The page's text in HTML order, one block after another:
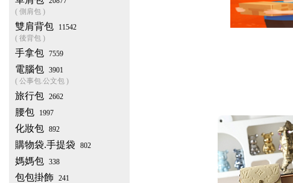
( 側肩包 )
雙肩背包
11542
( 後背包 )
手拿包 7559
電腦包 3901
( 公事包.公文包 )
旅行包 2662
腰包 1997
化妝包 892
購物袋.手提袋 802
媽媽包 338
包包掛飾 241